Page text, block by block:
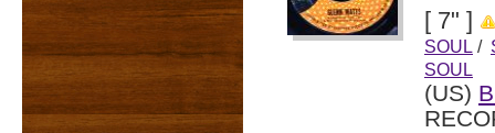
[ 7" ]
SOUL /
SOUL
(US)